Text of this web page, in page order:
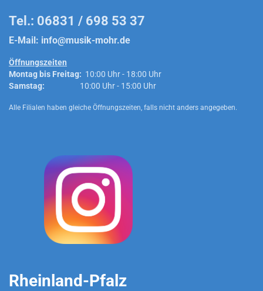
Tel.: 06831 / 698 53 37
E-Mail: info@musik-mohr.de
Öffnungszeiten
Montag bis Freitag: 10:00 Uhr - 18:00 Uhr
Samstag: 10:00 Uhr - 15:00 Uhr
Alle Filialen haben gleiche Öffnungszeiten, falls nicht anders angegeben.
Rheinland-Pfalz